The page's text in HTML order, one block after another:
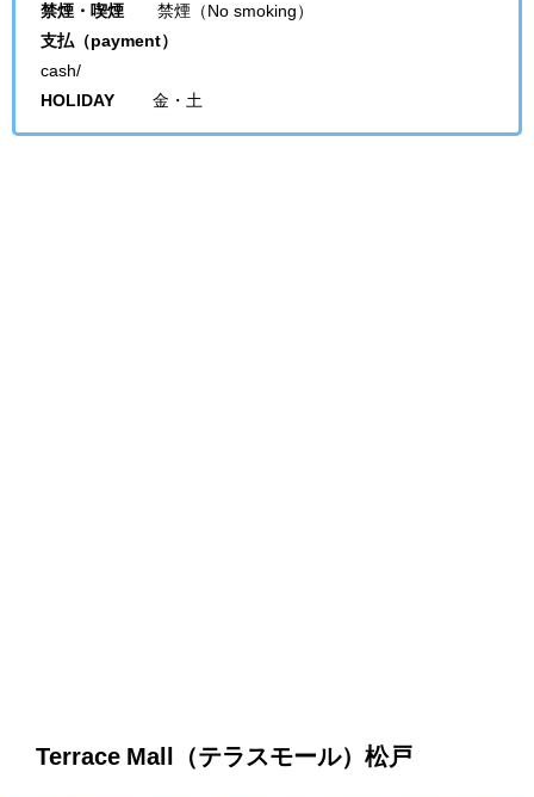
禁煙・喫煙 禁煙（No smoking）
支払（payment）
cash/
HOLIDAY 金・土
Terrace Mall（テラスモール）松戸